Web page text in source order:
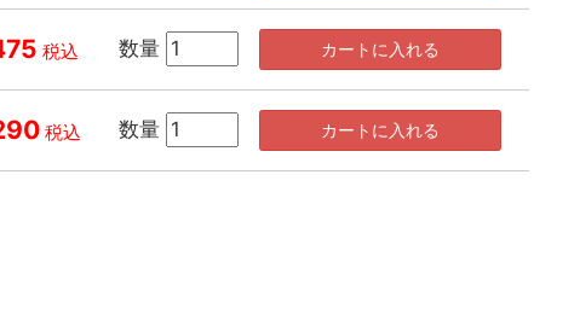
税込 数量 カートに入れる
税込 数量 カートに入れる